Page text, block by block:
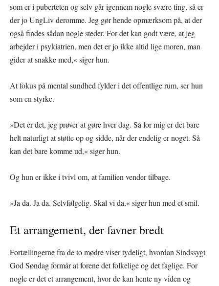
som er i puberteten og selv går igennem nogle svære ting, så er
der jo UngLiv deromme. Jeg gør hende opmærksom på, at der
også findes sådan nogle steder. For det kan godt være, at jeg
arbejder i psykiatrien, men det er jo ikke altid lige moren, man
gider at snakke med,« siger hun.
At fokus på mental sundhed fylder i det offentlige rum, ser hun
som en styrke.
»Det er det, jeg prøver at gøre hver dag. Så for mig er det bare
helt naturligt at støtte op og sidde, når der endelig er noget. Så
kan det bare komme ud,« siger hun.
Og hun er ikke i tvivl om, at familien vender tilbage.
»Ja da. Ja da. Selvfølgelig. Skal vi da,« siger hun med et smil.
Et arrangement, der favner bredt
Fortællingerne fra de to mødre viser tydeligt, hvordan Sindssygt
God Søndag formår at forene det folkelige og det faglige. For
nogle er det et arrangement, hvor de kan hente ny viden og